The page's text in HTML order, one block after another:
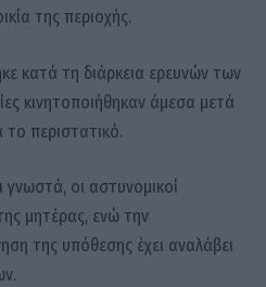
της περιοχής.
κατά τη διάρκεια ερευνών των
κινητοποιήθηκαν άμεσα μετά
το περιστατικό.
οι αστυνομικοί
μητέρας, ενώ την
της υπόθεσης έχει αναλάβει